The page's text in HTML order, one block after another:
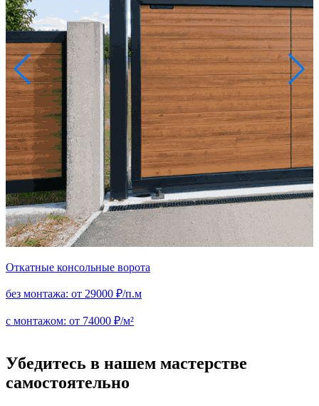
Откатные консольные ворота
без монтажа: от 29000 ₽/п.м
с монтажом: от 74000 ₽/м²
Убедитесь в нашем мастерстве
самостоятельно